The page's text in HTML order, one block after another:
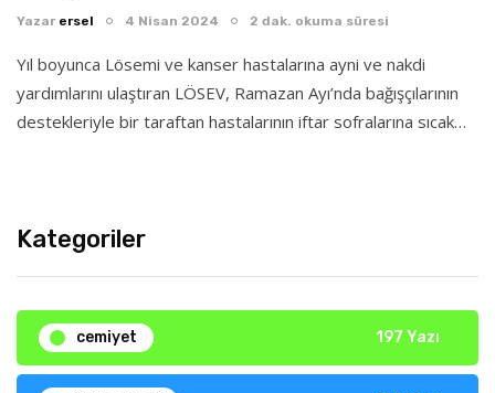
Yazar ersel 4 Nisan 2024 2 dak. okuma süresi
Yıl boyunca Lösemi ve kanser hastalarına ayni ve nakdi
yardımlarını ulaştıran LÖSEV, Ramazan Ayı’nda bağışçılarının
destekleriyle bir taraftan hastalarının iftar sofralarına sıcak…
Kategoriler
cemiyet 197 Yazı